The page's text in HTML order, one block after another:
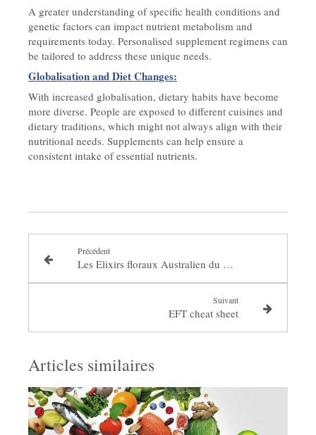
A greater understanding of specific health conditions and
genetic factors can impact nutrient metabolism and
requirements today. Personalised supplement regimens can
be tailored to address these unique needs.
Globalisation and Diet Changes:
With increased globalisation, dietary habits have become
more diverse. People are exposed to different cuisines and
dietary traditions, which might not always align with their
nutritional needs. Supplements can help ensure a
consistent intake of essential nutrients.
Précédent
Les Elixirs floraux Australien du Bush
Suivant
EFT cheat sheet
Articles similaires